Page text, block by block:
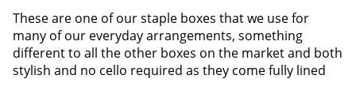
These are one of our staple boxes that we use for
many of our everyday arrangements, something
different to all the other boxes on the market and both
stylish and no cello required as they come fully lined